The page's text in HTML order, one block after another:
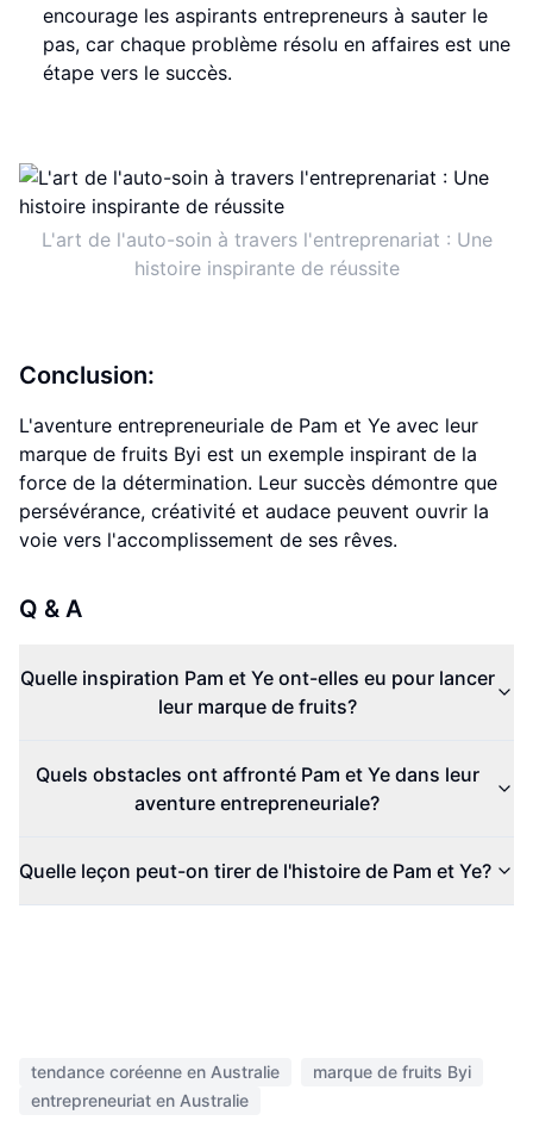
encourage les aspirants entrepreneurs à sauter le
pas, car chaque problème résolu en affaires est une
étape vers le succès.
L'art de l'auto-soin à travers l'entreprenariat : Une
histoire inspirante de réussite
Conclusion:
L'aventure entrepreneuriale de Pam et Ye avec leur
marque de fruits Byi est un exemple inspirant de la
force de la détermination. Leur succès démontre que
persévérance, créativité et audace peuvent ouvrir la
voie vers l'accomplissement de ses rêves.
Q & A
Quelle inspiration Pam et Ye ont-elles eu pour lancer
leur marque de fruits?
Quels obstacles ont affronté Pam et Ye dans leur
aventure entrepreneuriale?
Quelle leçon peut-on tirer de l'histoire de Pam et Ye?
tendance coréenne en Australie
marque de fruits Byi
entrepreneuriat en Australie